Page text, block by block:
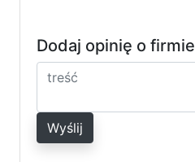
Dodaj opinię o firmie
Wyślij